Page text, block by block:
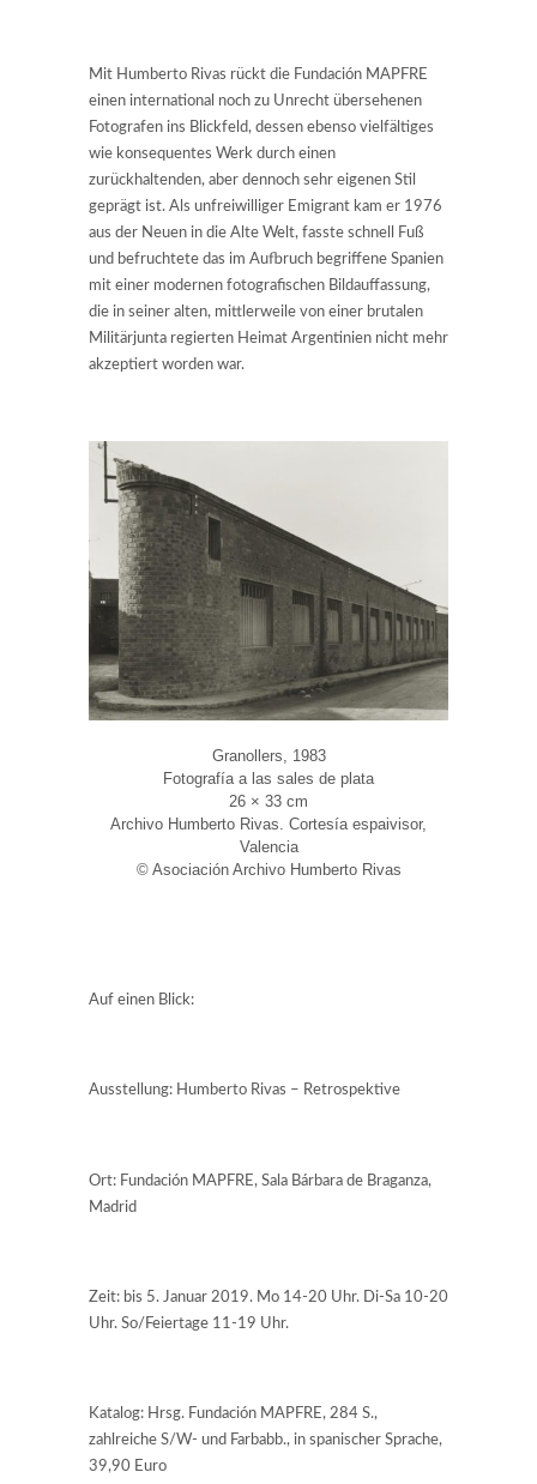
Mit Humberto Rivas rückt die Fundación MAPFRE
einen international noch zu Unrecht übersehenen
Fotografen ins Blickfeld, dessen ebenso vielfältiges
wie konsequentes Werk durch einen
zurückhaltenden, aber dennoch sehr eigenen Stil
geprägt ist. Als unfreiwilliger Emigrant kam er 1976
aus der Neuen in die Alte Welt, fasste schnell Fuß
und befruchtete das im Aufbruch begriffene Spanien
mit einer modernen fotografischen Bildauffassung,
die in seiner alten, mittlerweile von einer brutalen
Militärjunta regierten Heimat Argentinien nicht mehr
akzeptiert worden war.
Granollers, 1983
Fotografía a las sales de plata
26 × 33 cm
Archivo Humberto Rivas. Cortesía espaivisor,
Valencia
© Asociación Archivo Humberto Rivas
Auf einen Blick:
Ausstellung: Humberto Rivas – Retrospektive
Ort: Fundación MAPFRE, Sala Bárbara de Braganza,
Madrid
Zeit: bis 5. Januar 2019. Mo 14-20 Uhr. Di-Sa 10-20
Uhr. So/Feiertage 11-19 Uhr.
Katalog: Hrsg. Fundación MAPFRE, 284 S.,
zahlreiche S/W- und Farbabb., in spanischer Sprache,
39,90 Euro